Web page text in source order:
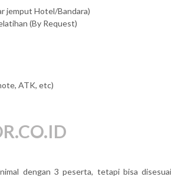
jemput Hotel/Bandara)
(By Request)
ATK, etc)
dengan 3 peserta, tetapi bisa